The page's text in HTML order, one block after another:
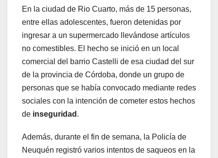
En la ciudad de Rio Cuarto, más de 15 personas,
entre ellas adolescentes, fueron detenidas por
ingresar a un supermercado llevándose artículos
no comestibles. El hecho se inició en un local
comercial del barrio Castelli de esa ciudad del sur
de la provincia de Córdoba, donde un grupo de
personas que se había convocado mediante redes
sociales con la intención de cometer estos hechos
de inseguridad .
Además, durante el fin de semana, la Policía de
Neuquén registró varios intentos de saqueos en la